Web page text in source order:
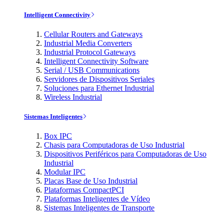
Intelligent Connectivity
Cellular Routers and Gateways
Industrial Media Converters
Industrial Protocol Gateways
Intelligent Connectivity Software
Serial / USB Communications
Servidores de Dispositivos Seriales
Soluciones para Ethernet Industrial
Wireless Industrial
Sistemas Inteligentes
Box IPC
Chasis para Computadoras de Uso Industrial
Dispositivos Periféricos para Computadoras de Uso
Industrial
Modular IPC
Placas Base de Uso Industrial
Plataformas CompactPCI
Plataformas Inteligentes de Vídeo
Sistemas Inteligentes de Transporte